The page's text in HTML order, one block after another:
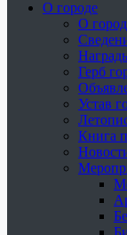
О городе
О
Герб
Устав
Книга